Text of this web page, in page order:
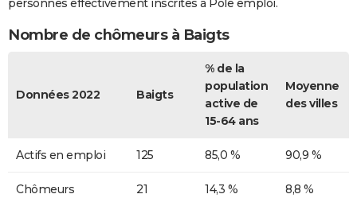
personnes effectivement inscrites à Pôle emploi.
Nombre de chômeurs à Baigts
Données 2022 Baigts
% de la
population
active de
15-64 ans
Moyenne
des villes
Actifs en emploi 125 85,0 % 90,9 %
Chômeurs 21 14,3 % 8,8 %